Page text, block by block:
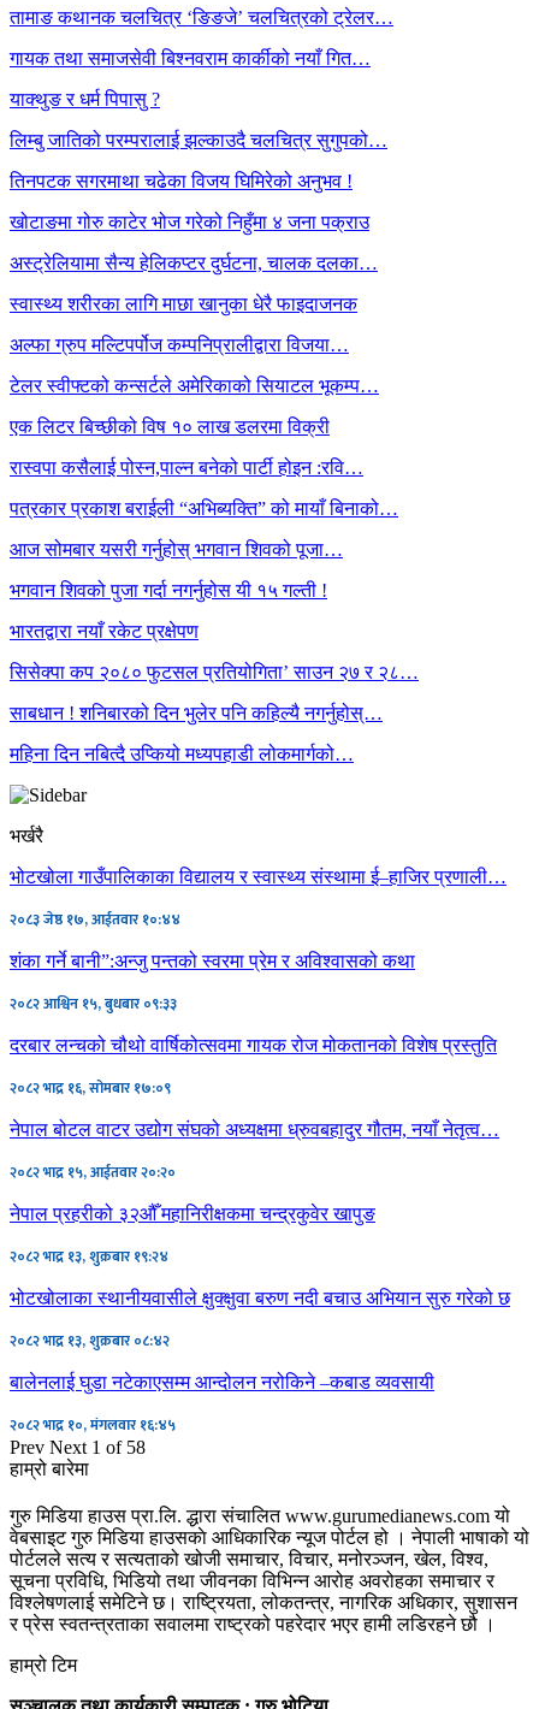
तामाङ कथानक चलचित्र ‘ङिङजे’ चलचित्रको ट्रेलर…
गायक तथा समाजसेवी बिश्नवराम कार्कीको नयाँ गित…
याक्थुङ र धर्म पिपासु ?
लिम्बु जातिको परम्परालाई झल्काउदै चलचित्र सुगुपको…
तिनपटक सगरमाथा चढेका विजय घिमिरेको अनुभव !
खोटाङमा गोरु काटेर भोज गरेको निहुँमा ४ जना पक्राउ
अस्ट्रेलियामा सैन्य हेलिकप्टर दुर्घटना, चालक दलका…
स्वास्थ्य शरीरका लागि माछा खानुका धेरै फाइदाजनक
अल्फा ग्रुप मल्टिपर्पोज कम्पनिप्रालीद्वारा विजया…
टेलर स्वीफ्टको कन्सर्टले अमेरिकाको सियाटल भूकम्प…
एक लिटर बिच्छीको विष १० लाख डलरमा विक्री
रास्वपा कसैलाई पोस्न,पाल्न बनेको पार्टी होइन :रवि…
पत्रकार प्रकाश बराईली “अभिब्यक्ति” को मायाँ बिनाको…
आज सोमबार यसरी गर्नुहोस् भगवान शिवको पूजा…
भगवान शिवको पुजा गर्दा नगर्नुहोस यी १५ गल्ती !
भारतद्वारा नयाँ रकेट प्रक्षेपण
सिसेक्पा कप २०८० फुटसल प्रतियोगिता’ साउन २७ र २८…
साबधान ! शनिबारको दिन भुलेर पनि कहिल्यै नगर्नुहोस्…
महिना दिन नबित्दै उप्कियो मध्यपहाडी लोकमार्गको…
भर्खरै
भोटखोला गाउँपालिकाका विद्यालय र स्वास्थ्य संस्थामा ई–हाजिर प्रणाली…
२०८३ जेष्ठ १७, आईतवार १०:४४
शंका गर्ने बानी”:अन्जु पन्तको स्वरमा प्रेम र अविश्वासको कथा
२०८२ आश्विन १५, बुधबार ०९:३३
दरबार लन्चको चौथो वार्षिकोत्सवमा गायक रोज मोकतानको विशेष प्रस्तुति
२०८२ भाद्र १६, सोमबार १७:०९
नेपाल बोटल वाटर उद्योग संघको अध्यक्षमा ध्रुवबहादुर गौतम, नयाँ नेतृत्व…
२०८२ भाद्र १५, आईतवार २०:२०
नेपाल प्रहरीको ३२औँ महानिरीक्षकमा चन्द्रकुवेर खापुङ
२०८२ भाद्र १३, शुक्रबार १९:२४
भोटखोलाका स्थानीयवासीले क्षुक्क्षुवा बरुण नदी बचाउ अभियान सुरु गरेको छ
२०८२ भाद्र १३, शुक्रबार ०८:४२
बालेनलाई घुडा नटेकाएसम्म आन्दोलन नरोकिने –कबाड व्यवसायी
२०८२ भाद्र १०, मंगलवार १६:४५
Prev Next 1 of 58
हाम्रो बारेमा
गुरु मिडिया हाउस प्रा.लि. द्धारा संचालित www.gurumedianews.com यो
वेबसाइट गुरु मिडिया हाउसकाे आधिकारिक न्यूज पोर्टल हो । नेपाली भाषाको यो
पोर्टलले सत्य र सत्यताको खोजी समाचार, विचार, मनोरञ्जन, खेल, विश्व,
सूचना प्रविधि, भिडियो तथा जीवनका विभिन्न आरोह अवरोहका समाचार र
विश्लेषणलाई समेटिने छ। राष्ट्रियता, लोकतन्त्र, नागरिक अधिकार, सुशासन
र प्रेस स्वतन्त्रताका सवालमा राष्ट्रको पहरेदार भएर हामी लडिरहने छौ ।
हाम्रो टिम